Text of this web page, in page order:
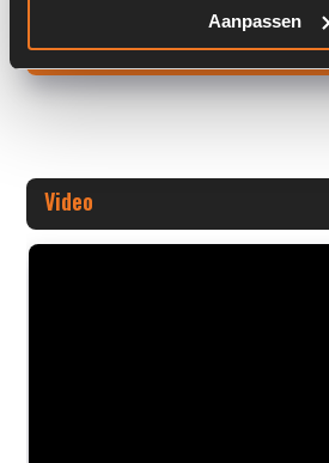
Aanpassen
+ Volledige overige informatie openen
Video